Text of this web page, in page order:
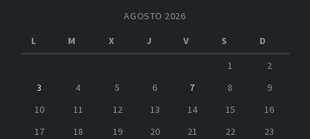
AGOSTO 2026
L
M X J V S
D
1
2
3
4 5 6 7 8
9
10
11 12 13 14 15
16
17
18 19 20 21 22
23